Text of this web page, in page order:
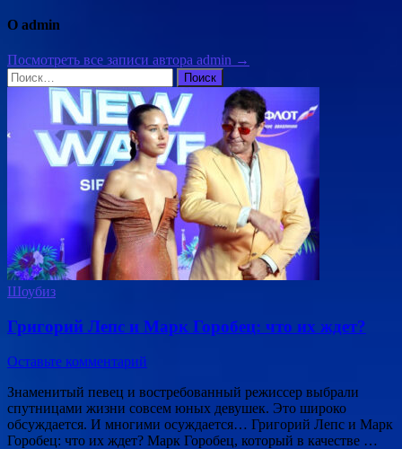
О admin
Посмотреть все записи автора admin →
Найти:
Шоубиз
Григорий Лепс и Марк Горобец: что их ждет?
Оставьте комментарий
Знаменитый певец и востребованный режиссер выбрали
спутницами жизни совсем юных девушек. Это широко
обсуждается. И многими осуждается… Григорий Лепс и Марк
Горобец: что их ждет? Марк Горобец, который в качестве …